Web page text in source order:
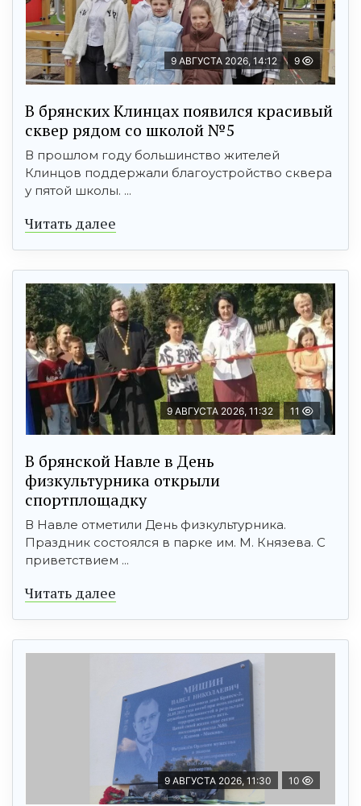
9 АВГУСТА 2026, 14:12 9
В брянских Клинцах появился красивый
сквер рядом со школой №5
В прошлом году большинство жителей
Клинцов поддержали благоустройство сквера
у пятой школы. ...
Читать далее
9 АВГУСТА 2026, 11:32 11
В брянской Навле в День
физкультурника открыли
спортплощадку
В Навле отметили День физкультурника.
Праздник состоялся в парке им. М. Князева. С
приветствием ...
Читать далее
9 АВГУСТА 2026, 11:30 10